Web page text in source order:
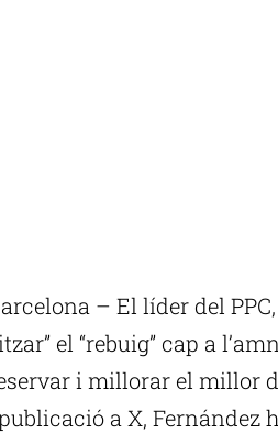
– El líder del
el “rebuig” cap a
i millorar el millor
a X, Fernández